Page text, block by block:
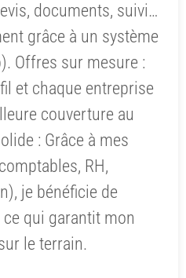
documents, suivi…
grâce à un système
Offres sur mesure :
et chaque entreprise
couverture au
: Grâce à mes
RH,
je bénéficie de
qui garantit mon
le terrain.